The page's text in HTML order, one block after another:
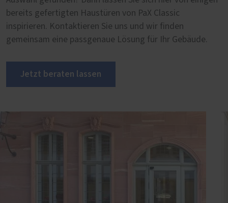
bereits gefertigten Haustüren von PaX Classic
inspirieren. Kontaktieren Sie uns und wir finden
gemeinsam eine passgenaue Lösung für Ihr Gebäude.
Jetzt beraten lassen